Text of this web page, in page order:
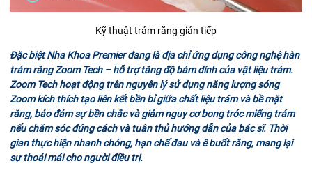
Kỹ thuật trám răng gián tiếp
Đặc biệtNha Khoa Premierđang là địa chỉ ứng dụng công nghệ hàn
trám răng Zoom Tech – hỗ trợ tăng độ bám dính của vật liệu trám.
Zoom Tech hoạt động trên nguyên lý sử dụng năng lượng sóng
Zoom kích thích tạo liên kết bền bỉ giữa chất liệu trám và bề mặt
răng, bảo đảm sự bền chắc và giảm nguy cơ bong tróc miếng trám
nếu chăm sóc đúng cách và tuân thủ hướng dẫn của bác sĩ. Thời
gian thực hiện nhanh chóng, hạn chế đau và ê buốt răng, mang lại
sự thoải mái cho người điều trị.